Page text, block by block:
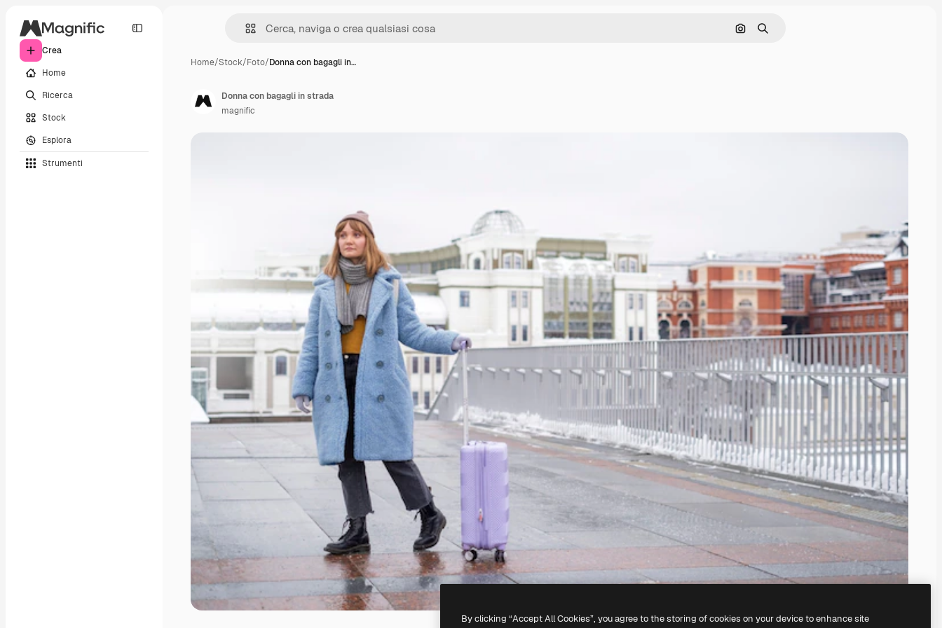
Crea
Home
Ricerca
Stock
Esplora
Strumenti
Cerca per immagine
Ricerca
Home/Stock/Foto/Donna con bagagli in…
Donna con bagagli in strada
magnific
By clicking “Accept All Cookies”, you agree to the storing of cookies on your device to enhance site